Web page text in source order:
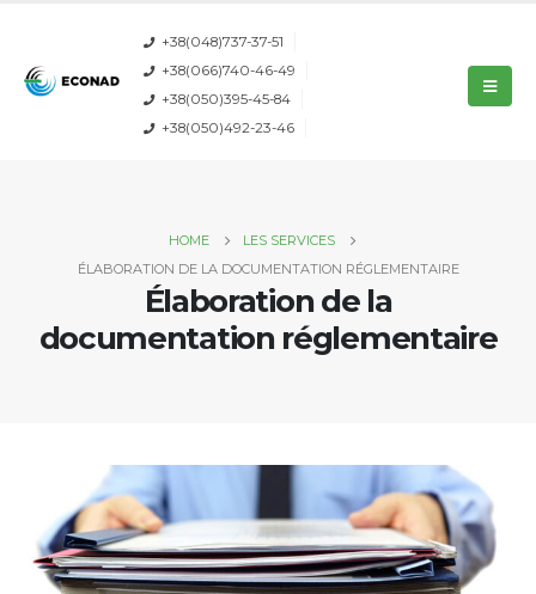
+38(048)737-37-51
+38(066)740-46-49
+38(050)395-45-84
+38(050)492-23-46
HOME
LES SERVICES
ÉLABORATION DE LA DOCUMENTATION RÉGLEMENTAIRE
Élaboration de la
documentation réglementaire